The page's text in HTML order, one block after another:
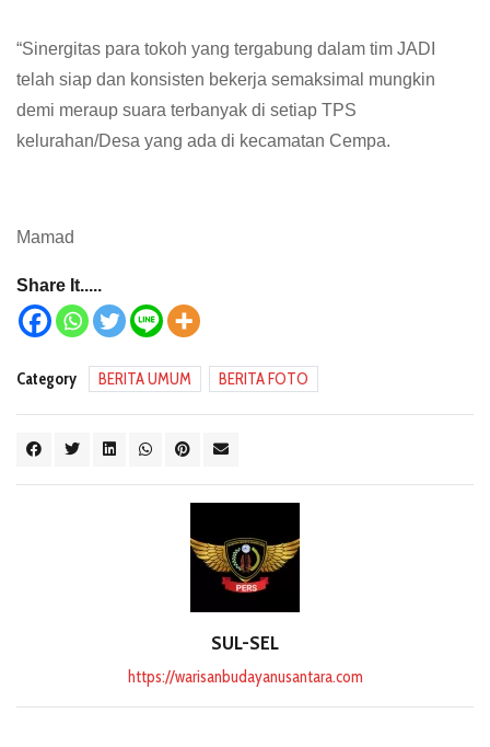
“Sinergitas para tokoh yang tergabung dalam tim JADI
telah siap dan konsisten bekerja semaksimal mungkin
demi meraup suara terbanyak di setiap TPS
kelurahan/Desa yang ada di kecamatan Cempa.
Mamad
Share It.....
Category BERITA UMUM BERITA FOTO
SUL-SEL
https://warisanbudayanusantara.com